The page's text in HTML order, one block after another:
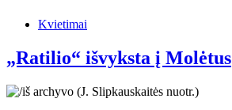
Kvietimai
„Ratilio“ išvyksta į Molėtus